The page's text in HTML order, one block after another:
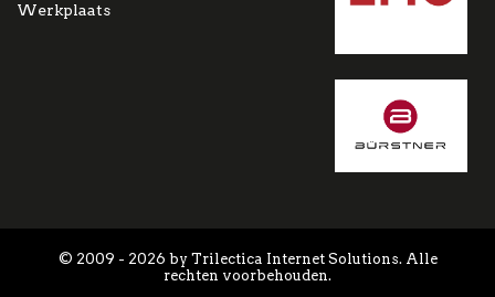
Werkplaats
© 2009 - 2026 by Trilectica Internet Solutions. Alle
rechten voorbehouden.